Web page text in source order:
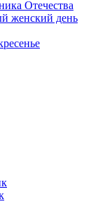
Отечества
женский день